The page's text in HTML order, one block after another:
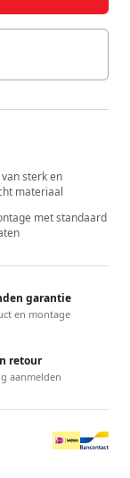
sterk en
materiaal
met standaard
garantie
en montage
retour
aanmelden